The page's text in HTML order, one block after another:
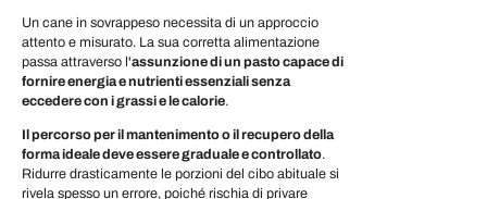
Un cane in sovrappeso necessita di un approccio
attento e misurato. La sua corretta alimentazione
passa attraverso l'assunzione di un pasto capace di
fornire energia e nutrienti essenziali senza
eccedere con i grassi e le calorie.
Il percorso per il mantenimento o il recupero della
forma ideale deve essere graduale e controllato.
Ridurre drasticamente le porzioni del cibo abituale si
rivela spesso un errore, poiché rischia di privare